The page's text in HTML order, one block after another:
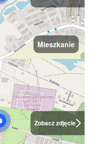
Mieszkanie
Zobacz zdjęcie